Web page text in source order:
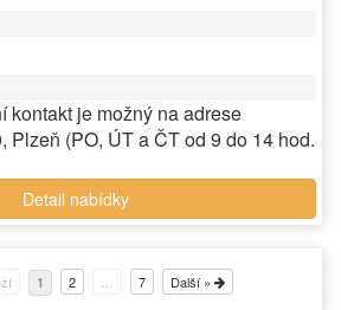
kontakt je možný na adrese
Plzeň (PO, ÚT a ČT od 9 do 14 hod.
Detail nabídky
1 2 7 Další »